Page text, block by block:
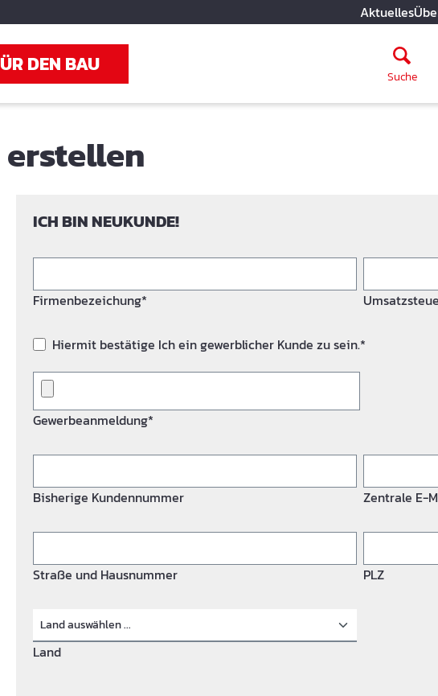
Aktuelles
DEN BAU Suche
ICH BIN NEUKUNDE!
Firmenbezeichung*
Hiermit bestätige Ich ein gewerblicher Kunde zu sein.*
Gewerbeanmeldung*
Bisherige Kundennummer Zentrale E-
Straße und Hausnummer PLZ
Land